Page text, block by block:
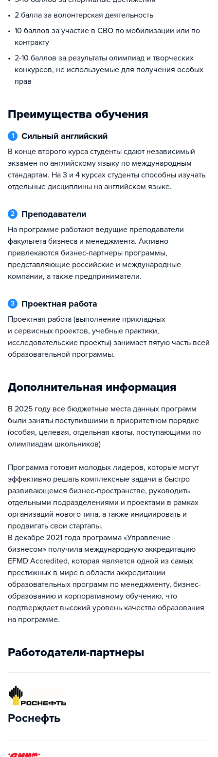
2 балла за волонтерская деятельность
10 баллов за участие в СВО по мобилизации или по
контракту
2-10 баллов за результаты олимпиад и творческих
конкурсов, не используемые для получения особых
прав
Преимущества обучения
1 Сильный английский
В конце второго курса студенты сдают независимый
экзамен по английскому языку по международным
стандартам. На 3 и 4 курсах студенты способны изучать
отдельные дисциплины на английском языке.
2 Преподаватели
На программе работают ведущие преподаватели
факультета бизнеса и менеджмента. Активно
привлекаются бизнес-партнеры программы,
представляющие российские и международные
компании, а также предприниматели.
3 Проектная работа
Проектная работа (выполнение прикладных
и сервисных проектов, учебные практики,
исследовательские проекты) занимает пятую часть всей
образовательной программы.
Дополнительная информация
В 2025 году все бюджетные места данных программ
были заняты поступившими в приоритетном порядке
(особая, целевая, отдельная квоты, поступающими по
олимпиадам школьников)
Программа готовит молодых лидеров, которые могут
эффективно решать комплексные задачи в быстро
развивающемся бизнес-пространстве, руководить
отдельными подразделениями и проектами в рамках
организаций нового типа, а также инициировать и
продвигать свои стартапы.
В декабре 2021 года программа «Управление
бизнесом» получила международную аккредитацию
EFMD Accredited, которая является одной из самых
престижных в мире в области аккредитации
образовательных программ по менеджменту, бизнес-
образованию и корпоративному обучению, что
подтверждает высокий уровень качества образования
на программе.
Работодатели-партнеры
Роснефть